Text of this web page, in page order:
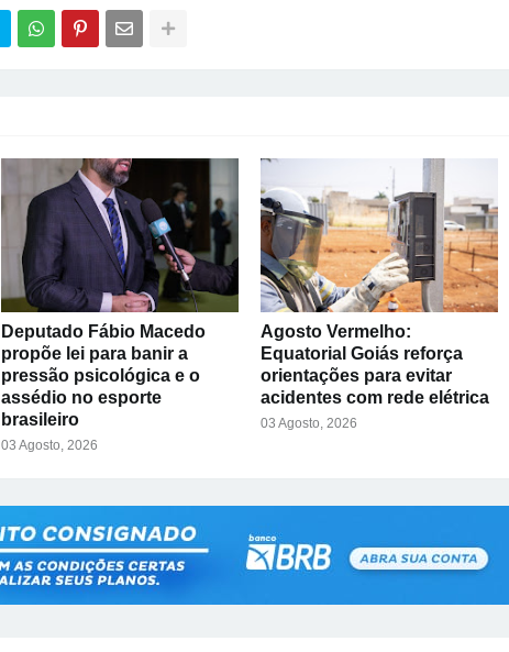
Deputado Fábio Macedo
propõe lei para banir a
pressão psicológica e o
assédio no esporte
brasileiro
03 Agosto, 2026
Agosto Vermelho:
Equatorial Goiás reforça
orientações para evitar
acidentes com rede elétrica
03 Agosto, 2026